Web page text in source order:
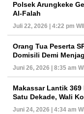
Polsek Arungkeke
Al-Falah
Juli 22, 2026 | 4:22 pm
Orang Tua Peserta
Domisili Demi
Juni 26, 2026 | 8:35 am
Makassar Lantik
Satu Dekade, Wali
Juni 24, 2026 | 4:34 am